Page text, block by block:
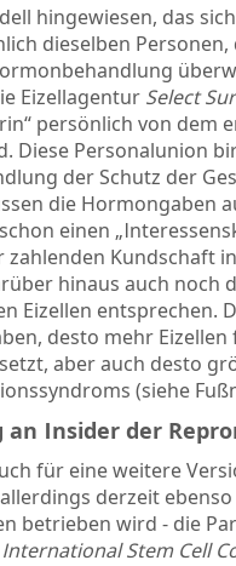
hingewiesen, das
dieselben
Eizell­agentur Select
persönlich von dem
Diese Personalunion
der Schutz der
die Hormongaben
einen
zahlenden Kundschaft
hinaus auch noch
Eizellen entsprechen.
des­to mehr
aber auch desto
(siehe
an Insider der
für eine weitere
derzeit
betrieben wird - die
International Stem Cell